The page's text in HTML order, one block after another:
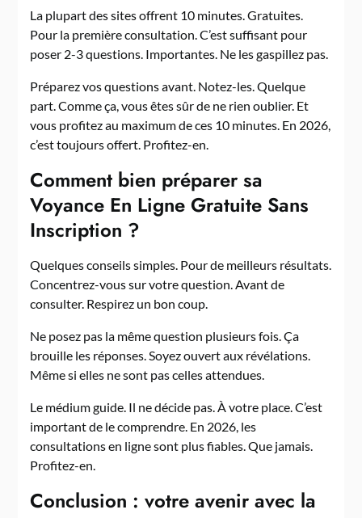
La plupart des sites offrent 10 minutes. Gratuites.
Pour la première consultation. C’est suffisant pour
poser 2-3 questions. Importantes. Ne les gaspillez pas.
Préparez vos questions avant. Notez-les. Quelque
part. Comme ça, vous êtes sûr de ne rien oublier. Et
vous profitez au maximum de ces 10 minutes. En 2026,
c’est toujours offert. Profitez-en.
Comment bien préparer sa
Voyance En Ligne Gratuite Sans
Inscription ?
Quelques conseils simples. Pour de meilleurs résultats.
Concentrez-vous sur votre question. Avant de
consulter. Respirez un bon coup.
Ne posez pas la même question plusieurs fois. Ça
brouille les réponses. Soyez ouvert aux révélations.
Même si elles ne sont pas celles attendues.
Le médium guide. Il ne décide pas. À votre place. C’est
important de le comprendre. En 2026, les
consultations en ligne sont plus fiables. Que jamais.
Profitez-en.
Conclusion : votre avenir avec la